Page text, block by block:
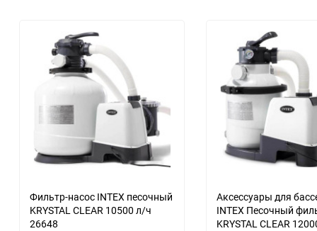
Фильтр-насос INTEX песочный
KRYSTAL CLEAR 10500 л/ч
26648
Аксессуары для
INTEX Песочный
KRYSTAL CLEAR